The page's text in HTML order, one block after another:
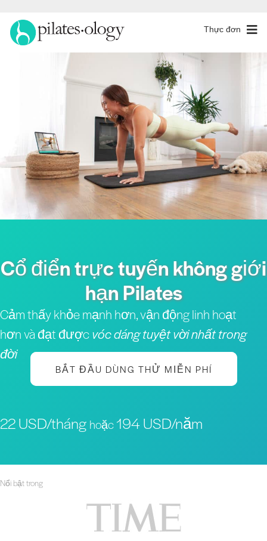
Thực đơn
Cổ điển trực tuyến không giới
hạn Pilates
Cảm thấy khỏe mạnh hơn, vận động linh hoạt
hơn và đạt đượcvóc dáng tuyệt vời nhất trong
đời
BẮT ĐẦU DÙNG THỬ MIỄN PHÍ
22 USD/tháng hoặc194 USD/năm
Nổi bật trong